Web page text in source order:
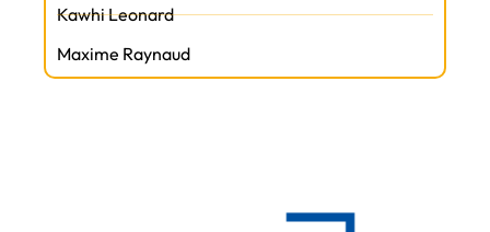
Kawhi Leonard
Maxime Raynaud